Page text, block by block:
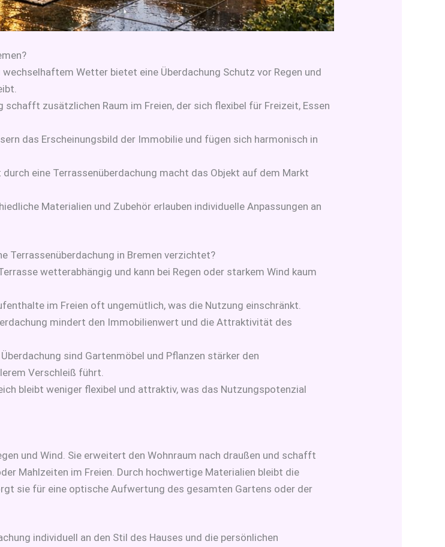
Wetter bietet eine Überdachung Schutz vor Regen und
schafft zusätzlichen Raum im Freien, der sich flexibel für Freizeit, Essen
das Erscheinungsbild der Immobilie und fügen sich harmonisch in
durch eine Terrassenüberdachung macht das Objekt auf dem Markt
Materialien und Zubehör erlauben individuelle Anpassungen an
Terrassenüberdachung in Bremen verzichtet?
wetterabhängig und kann bei Regen oder starkem Wind kaum
im Freien oft ungemütlich, was die Nutzung einschränkt.
mindert den Immobilienwert und die Attraktivität des
Überdachung sind Gartenmöbel und Pflanzen stärker den
Verschleiß führt.
bleibt weniger flexibel und attraktiv, was das Nutzungspotenzial
und Wind. Sie erweitert den Wohnraum nach draußen und schafft
Mahlzeiten im Freien. Durch hochwertige Materialien bleibt die
sie für eine optische Aufwertung des gesamten Gartens oder der
individuell an den Stil des Hauses und die persönlichen